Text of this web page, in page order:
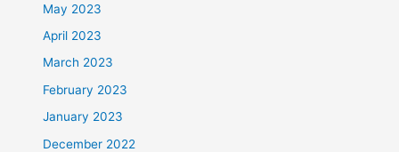
May 2023
April 2023
March 2023
February 2023
January 2023
December 2022